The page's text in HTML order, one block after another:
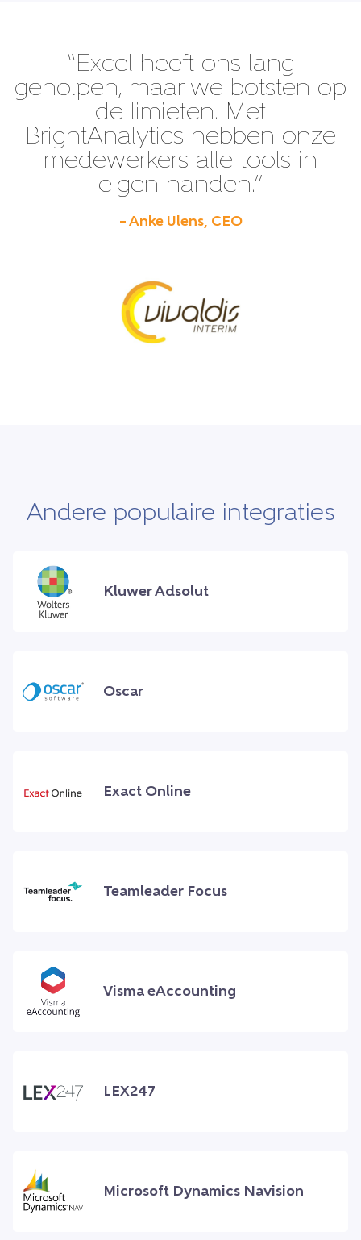
“Excel heeft ons lang
geholpen, maar we botsten op
de limieten. Met
BrightAnalytics hebben onze
medewerkers alle tools in
eigen handen.”
– Anke Ulens, CEO
Andere populaire integraties
Kluwer Adsolut
Oscar
Exact Online
Teamleader Focus
Visma eAccounting
LEX247
Microsoft Dynamics Navision